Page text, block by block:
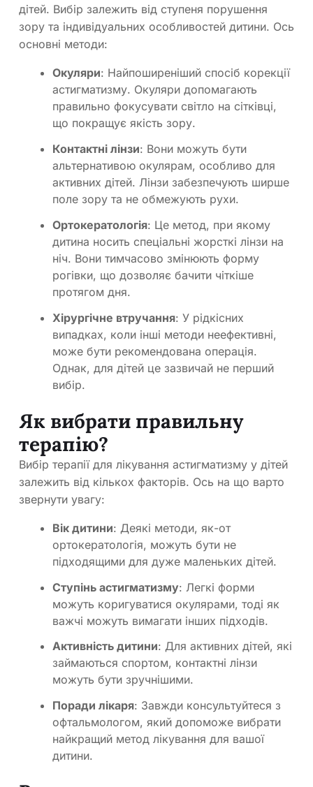
дітей. Вибір залежить від ступеня порушення
зору та індивідуальних особливостей дитини. Ось
основні методи:
Окуляри: Найпоширеніший спосіб корекції
астигматизму. Окуляри допомагають
правильно фокусувати світло на сітківці,
що покращує якість зору.
Контактні лінзи: Вони можуть бути
альтернативою окулярам, особливо для
активних дітей. Лінзи забезпечують ширше
поле зору та не обмежують рухи.
Ортокератологія: Це метод, при якому
дитина носить спеціальні жорсткі лінзи на
ніч. Вони тимчасово змінюють форму
рогівки, що дозволяє бачити чіткіше
протягом дня.
Хірургічне втручання: У рідкісних
випадках, коли інші методи неефективні,
може бути рекомендована операція.
Однак, для дітей це зазвичай не перший
вибір.
Як вибрати правильну
терапію?
Вибір терапії для лікування астигматизму у дітей
залежить від кількох факторів. Ось на що варто
звернути увагу:
Вік дитини: Деякі методи, як-от
ортокератологія, можуть бути не
підходящими для дуже маленьких дітей.
Ступінь астигматизму: Легкі форми
можуть коригуватися окулярами, тоді як
важчі можуть вимагати інших підходів.
Активність дитини: Для активних дітей, які
займаються спортом, контактні лінзи
можуть бути зручнішими.
Поради лікаря: Завжди консультуйтеся з
офтальмологом, який допоможе вибрати
найкращий метод лікування для вашої
дитини.